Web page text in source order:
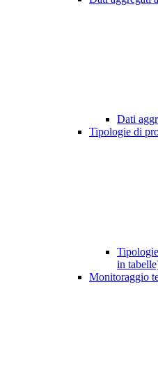
Dati
Tipologie di
in
Monitoraggio